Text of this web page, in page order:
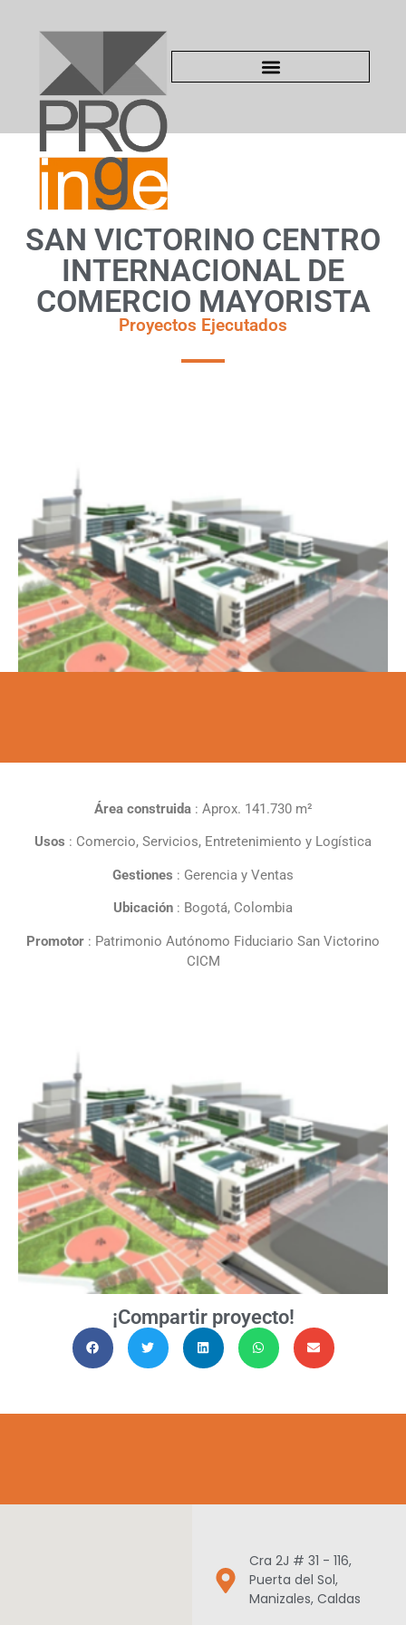
SAN VICTORINO CENTRO
INTERNACIONAL DE
COMERCIO MAYORISTA
Proyectos Ejecutados
Área construida: Aprox. 141.730 m²
Usos : Comercio, Servicios, Entretenimiento y Logística
Gestiones : Gerencia y Ventas
Ubicación : Bogotá, Colombia
Promotor : Patrimonio Autónomo Fiduciario San Victorino
CICM
¡Compartir proyecto!
Cra 2J # 31 - 116,
Puerta del Sol,
Manizales, Caldas